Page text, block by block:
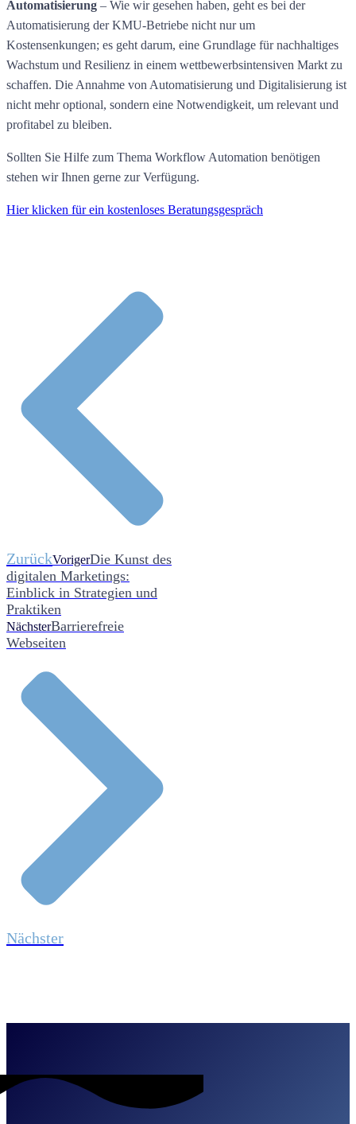
Automatisierung – Wie wir gesehen haben, geht es bei der
Automatisierung der KMU-Betriebe nicht nur um
Kostensenkungen; es geht darum, eine Grundlage für nachhaltiges
Wachstum und Resilienz in einem wettbewerbsintensiven Markt zu
schaffen. Die Annahme von Automatisierung und Digitalisierung ist
nicht mehr optional, sondern eine Notwendigkeit, um relevant und
profitabel zu bleiben.
Sollten Sie Hilfe zum Thema Workflow Automation benötigen
stehen wir Ihnen gerne zur Verfügung.
Hier klicken für ein kostenloses Beratungsgespräch
ZurückVorigerDie Kunst des
digitalen Marketings:
Einblick in Strategien und
Praktiken
NächsterBarrierefreie
Webseiten
Nächster